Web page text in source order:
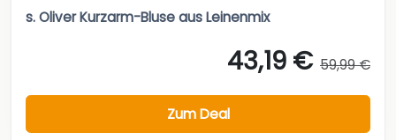
s. Oliver Kurzarm-Bluse aus Leinenmix
43,19 € 59,99 €
Zum Deal